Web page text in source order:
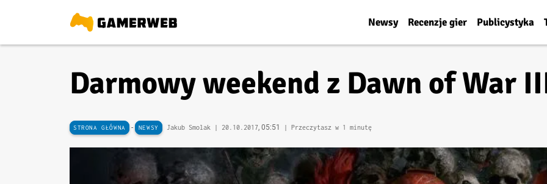
Newsy Recenzje gier Publicystyka
Darmowy weekend z Dawn of War
STRONA GŁÓWNA - NEWSY Jakub Smolak | 20.10.2017, 05:51 | Przeczytasz w 1 minutę